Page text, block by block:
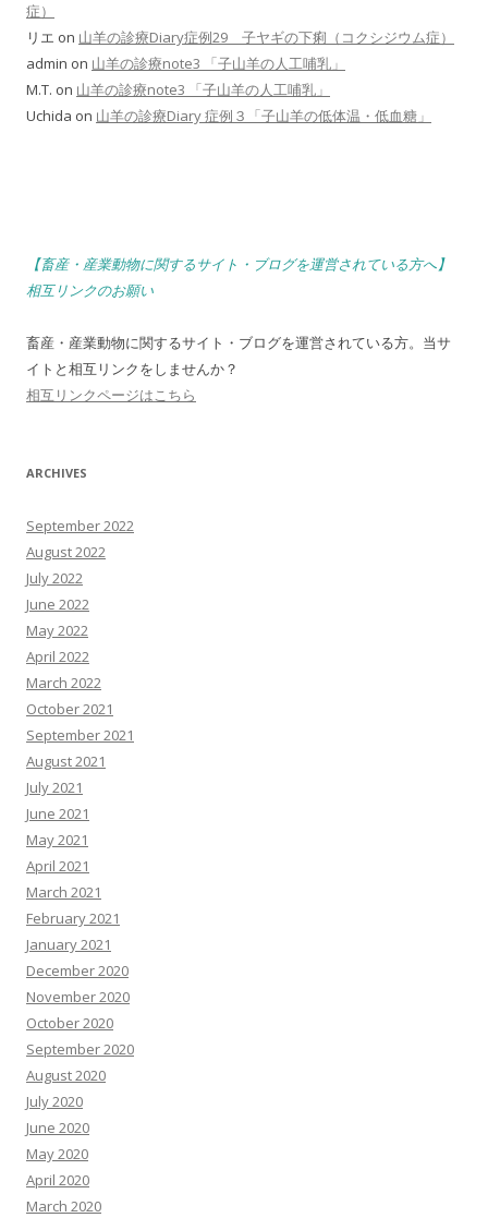
症）
リエ on 山羊の診療Diary症例29 子ヤギの下痢（コクシジウム症）
admin on 山羊の診療note3 「子山羊の人工哺乳」
M.T. on 山羊の診療note3 「子山羊の人工哺乳」
Uchida on 山羊の診療Diary 症例３「子山羊の低体温・低血糖」
【畜産・産業動物に関するサイト・ブログを運営されている方へ】
相互リンクのお願い
畜産・産業動物に関するサイト・ブログを運営されている方。当サ
イトと相互リンクをしませんか？
相互リンクページはこちら
ARCHIVES
September 2022
August 2022
July 2022
June 2022
May 2022
April 2022
March 2022
October 2021
September 2021
August 2021
July 2021
June 2021
May 2021
April 2021
March 2021
February 2021
January 2021
December 2020
November 2020
October 2020
September 2020
August 2020
July 2020
June 2020
May 2020
April 2020
March 2020